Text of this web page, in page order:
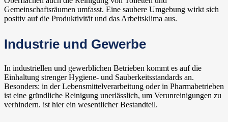
Gemeinschaftsräumen umfasst. Eine saubere Umgebung wirkt sich
positiv auf die Produktivität und das Arbeitsklima aus.
Industrie und Gewerbe
In industriellen und gewerblichen Betrieben kommt es auf die
Einhaltung strenger Hygiene- und Sauberkeitsstandards an.
Besonders: in der Lebensmittelverarbeitung oder in Pharmabetrieben
ist eine gründliche Reinigung unerlässlich, um Verunreinigungen zu
verhindern. ist hier ein wesentlicher Bestandteil.